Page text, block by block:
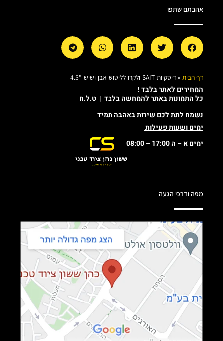
אהבתם שתפו
דף הבית »דיסקיות-SAIT-ולקרו-לליטוש-אבן-ושיש-"4.5
המחירים לאתר בלבד !
כל התמונות באתר להמחשה בלבד | ט.ל.ח
נשמח לתת לכם שירות באהבה תמיד
ימים ושעות פעילות
ימים א – ה 17:00 – 08:00
מפה ודרכי הגעה